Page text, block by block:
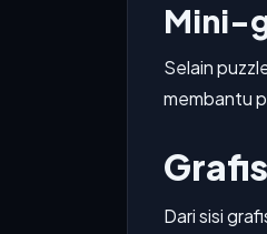
Mini-
Selain
membantu
Dari sisi